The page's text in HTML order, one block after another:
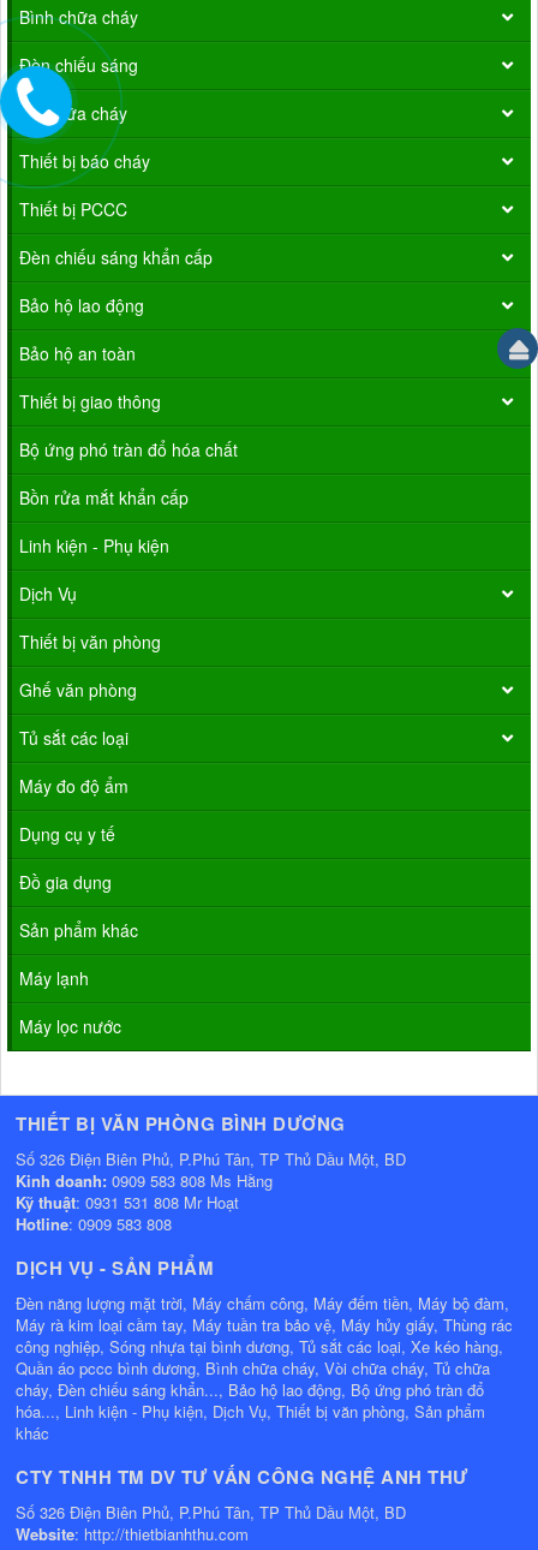
Bình chữa cháy
Đèn chiếu sáng
Vòi chữa cháy
Thiết bị báo cháy
Thiết bị PCCC
Đèn chiếu sáng khẩn cấp
Bảo hộ lao động
Bảo hộ an toàn
Thiết bị giao thông
Bộ ứng phó tràn đổ hóa chất
Bồn rửa mắt khẩn cấp
Linh kiện - Phụ kiện
Dịch Vụ
Thiết bị văn phòng
Ghế văn phòng
Tủ sắt các loại
Máy đo độ ẩm
Dụng cụ y tế
Đồ gia dụng
Sản phẩm khác
Máy lạnh
Máy lọc nước
THIẾT BỊ VĂN PHÒNG BÌNH DƯƠNG
Số 326 Điện Biên Phủ, P.Phú Tân, TP Thủ Dầu Một, BD
Kinh doanh: 0909 583 808 Ms Hằng
Kỹ thuật: 0931 531 808 Mr Hoạt
Hotline: 0909 583 808
DỊCH VỤ - SẢN PHẨM
Đèn năng lượng mặt trời, Máy chấm công, Máy đếm tiền, Máy bộ đàm,
Máy rà kim loại cầm tay, Máy tuần tra bảo vệ, Máy hủy giấy, Thùng rác
công nghiệp, Sóng nhựa tại bình dương, Tủ sắt các loại, Xe kéo hàng,
Quần áo pccc bình dương, Bình chữa cháy, Vòi chữa cháy, Tủ chữa
cháy, Đèn chiếu sáng khẩn..., Bảo hộ lao động, Bộ ứng phó tràn đổ
hóa..., Linh kiện - Phụ kiện, Dịch Vụ, Thiết bị văn phòng, Sản phẩm
khác
CTY TNHH TM DV TƯ VẤN CÔNG NGHỆ ANH THƯ
Số 326 Điện Biên Phủ, P.Phú Tân, TP Thủ Dầu Một, BD
Website: http://thietbianhthu.com